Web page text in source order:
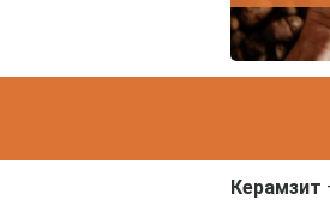
Керамзит